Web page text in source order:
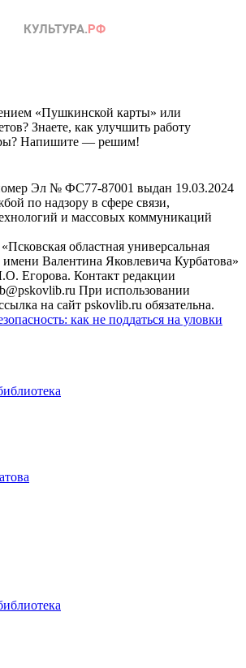
«Пушкинской карты» или
Знаете, как улучшить работу
Напишите — решим!
Эл № ФС77-87001 выдан 19.03.2024
по надзору в сфере связи,
и массовых коммуникаций
областная универсальная
имени Валентина Яковлевича Курбатова»
Егорова. Контакт редакции
При использовании
на сайт pskovlib.ru обязательна.
как не поддаться на уловки